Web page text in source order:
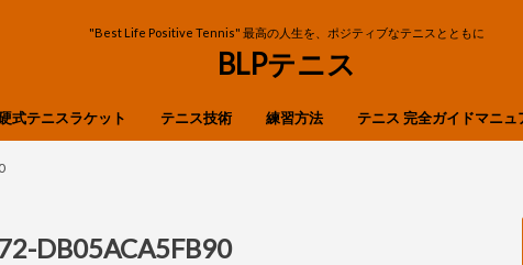
"Best Life Positive Tennis" 最高の人生を、ポジティブなテニスとともに
BLPテニス
式テニスラケット テニス技術 練習方法 テニス 完全ガイドマニュ
DB05ACA5FB90